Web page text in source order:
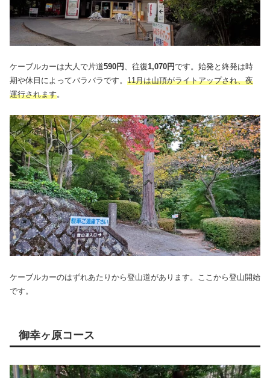
ケーブルカーは大人で片道590円 、往復1,070円です。始発と終発は時
期や休日によってバラバラです。 11月は山頂がライトアップされ、夜
運行されます。
ケーブルカーのはずれあたりから登山道があります。ここから登山開始
です。
御幸ヶ原コース